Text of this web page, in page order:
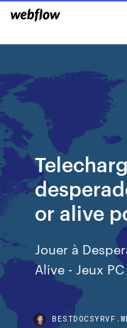
or alive
Jouer à
Alive - Jeux